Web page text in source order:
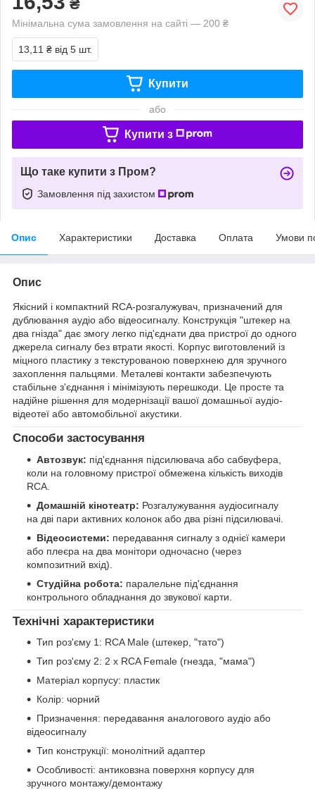
₴
Мінімальна сума замовлення на сайті — 200 ₴
13,11 ₴ від 5 шт.
Купити
або
Купити з
Що таке купити з Пром?
Замовлення під захистом
Опис Характеристики Доставка Оплата Умови
Опис
Якісний і компактний RCA-розгалужувач, призначений для
дублювання аудіо або відеосигналу. Конструкція "штекер на
два гнізда" дає змогу легко під'єднати два пристрої до одного
джерела сигналу без втрати якості. Корпус виготовлений із
міцного пластику з текстурованою поверхнею для зручного
захоплення пальцями. Металеві контакти забезпечують
стабільне з'єднання і мінімізують перешкоди. Це просте та
надійне рішення для модернізації вашої домашньої аудіо-
відеотеї або автомобільної акустики.
Способи застосування
Автозвук: під'єднання підсилювача або сабвуфера,
коли на головному пристрої обмежена кількість виходів
RCA.
Домашній кінотеатр: Розгалужування аудіосигналу
на дві пари активних колонок або два різні підсилювачі.
Відеосистеми: передавання сигналу з однієї камери
або плеєра на два монітори одночасно (через
композитний вхід).
Студійна робота: паралельне під'єднання
контрольного обладнання до звукової карти.
Технічні характеристики
Тип роз'єму 1: RCA Male (штекер, "тато")
Тип роз'єму 2: 2 х RCA Female (гнезда, "мама")
Матеріал корпусу: пластик
Колір: чорний
Призначення: передавання аналогового аудіо або
відеосигналу
Тип конструкції: монолітний адаптер
Особливості: антиковзна поверхня корпусу для
зручного монтажу/демонтажу